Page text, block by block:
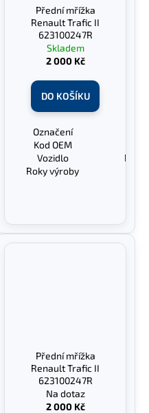
nárazníku
Espace 5
Přední mřížka
Renault Trafic II
623100247R
Skladem
2 000 Kč
DO KOŠÍKU
Označení
Kod OEM
Vozidlo
Roky výroby
Přední mřížka
Renault Trafic II
623100247R
Na dotaz
2 000 Kč